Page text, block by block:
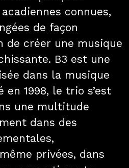
connues,
de façon
de créer une musique
B3 est une
dans la musique
en 1998, le trio s’est
une multitude
dans des
privées, dans